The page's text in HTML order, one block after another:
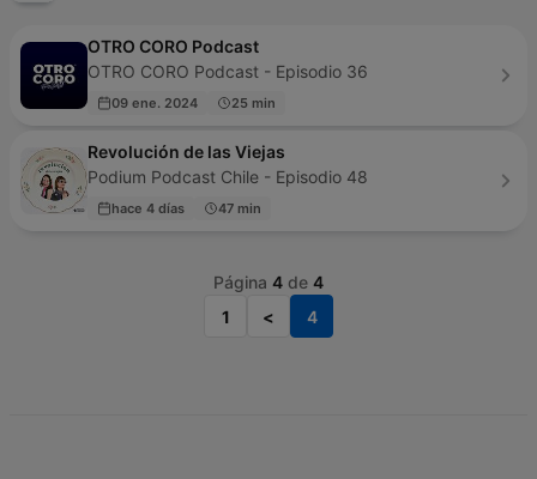
OTRO CORO Podcast
OTRO CORO Podcast - Episodio 36
09 ene. 2024 25 min
Revolución de las Viejas
Podium Podcast Chile - Episodio 48
hace 4 días 47 min
Página 4 de 4
1
< 4